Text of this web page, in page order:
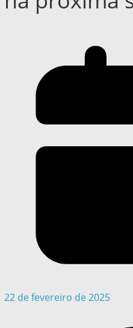
22 de fevereiro de 2025